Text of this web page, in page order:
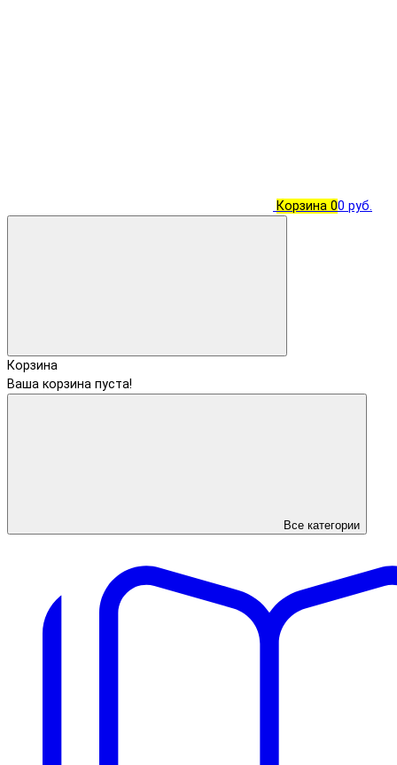
Корзина 00 руб.
Корзина
Ваша корзина пуста!
Все категории